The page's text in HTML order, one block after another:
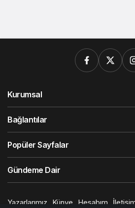
Kurumsal
Bağlantılar
Popüler Sayfalar
Gündeme Dair
Yazarlarımız Künye Hesabım